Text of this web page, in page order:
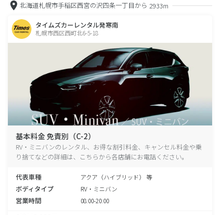
北海道札幌市手稲区西宮の沢四条一丁目から 2933m
タイムズカーレンタル発寒南
札幌市西区西町北6-5-18
基本料金 免責別（C-2）
RV・ミニバンのレンタル、お得な割引料金、キャンセル料金や乗
り捨てなどの詳細は、こちらから各店舗にお電話ください。
代表車種 アクア（ハイブリッド） 等
ボディタイプ RV・ミニバン
営業時間 08:00-20:00